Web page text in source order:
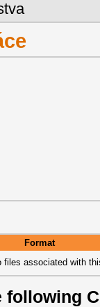
Format
files associated with
following